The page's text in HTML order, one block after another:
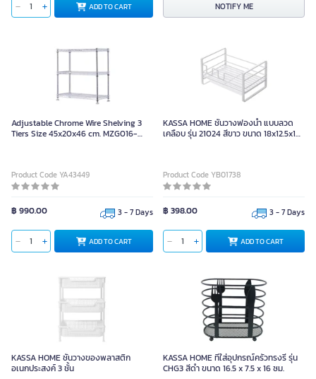
ADD TO CART NOTIFY ME
Adjustable Chrome Wire Shelving 3
Tiers Size 45x20x46 cm. MZG016-
Product Code YA43449
฿ 990.00 3 - 7 Days
ADD TO CART
KASSA HOME ชั้นวางฟองน้ำ แบบลวด
เคลือบ รุ่น 21024 สีขาว ขนาด 18x12.5x10
Product Code YB01738
฿ 398.00 3 - 7 Days
ADD TO CART
KASSA HOME ชั้นวางของพลาสติก
อเนกประสงค์ 3 ชั้น
KASSA HOME ที่ใส่อุปกรณ์ครัวทรงรี รุ่น
CHG3 สีดำ ขนาด 16.5 x 7.5 x 16 ซม.